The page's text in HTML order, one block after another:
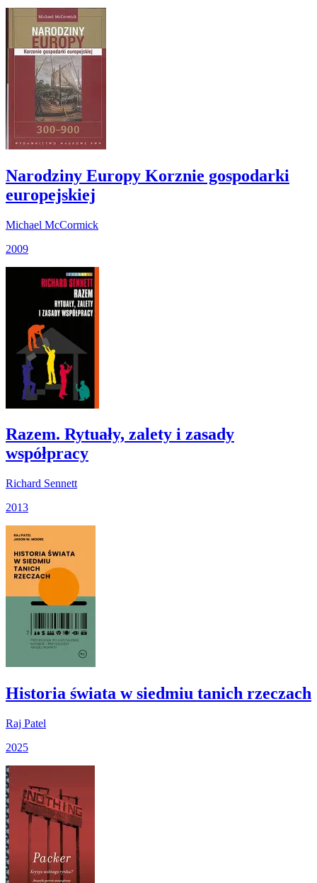
Narodziny Europy Korznie gospodarki
europejskiej
Michael McCormick
2009
Razem. Rytuały, zalety i zasady
współpracy
Richard Sennett
2013
Historia świata w siedmiu tanich rzeczach
Raj Patel
2025